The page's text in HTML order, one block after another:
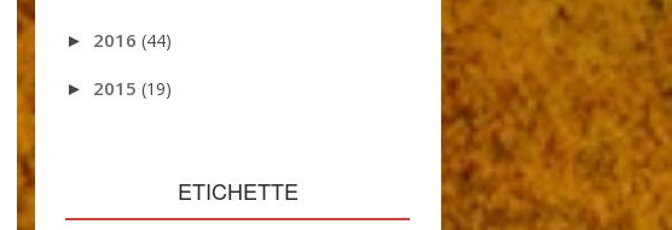
► 2016 (44)
► 2015 (19)
ETICHETTE